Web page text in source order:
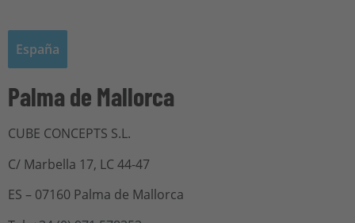
España
Palma de Mallorca
CUBE CONCEPTS S.L.
C/ Marbella 17, LC 44-47
ES – 07160 Palma de Mallorca